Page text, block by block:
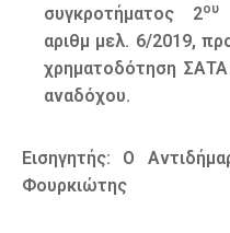
συγκροτήματος 2ου
αριθμ μελ. 6/2019,
χρηματοδότηση
αναδόχου.
Εισηγητής: Ο
Φουρκιώτης